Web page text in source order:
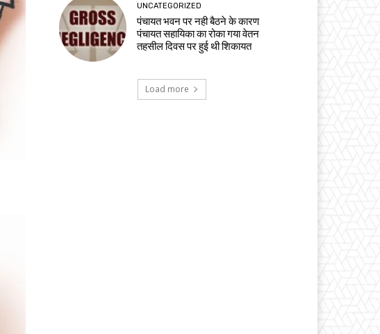
UNCATEGORIZED
पंचायत भवन पर नही बैठने के कारण
पंचायत सहायिका का रोका गया वेतन
तहसील दिवस पर हुई थी शिकायत
Load more